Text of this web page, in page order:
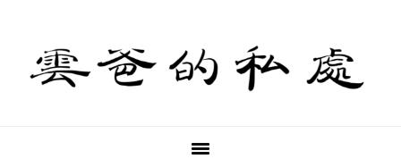
primary
navigation
content
primary
sidebar